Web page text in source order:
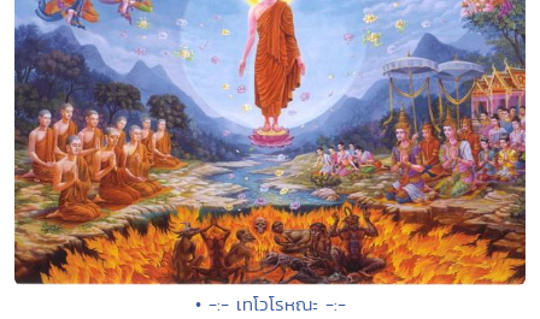
• -:- เทโวโรหณะ -:-